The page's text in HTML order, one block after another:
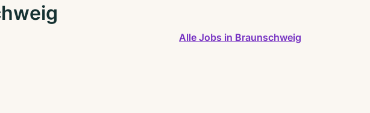
Alle Jobs in Braunschweig